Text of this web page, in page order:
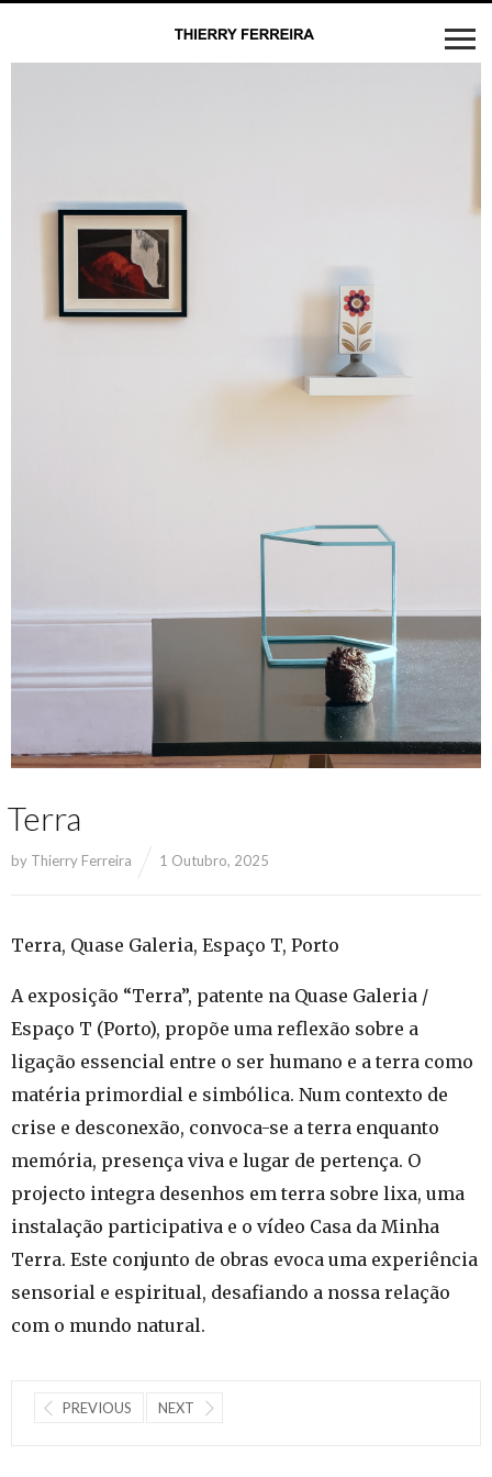
Terra
by Thierry Ferreira 1 Outubro, 2025
Terra, Quase Galeria, Espaço T, Porto
A exposição “Terra”, patente na Quase Galeria /
Espaço T (Porto), propõe uma reflexão sobre a
ligação essencial entre o ser humano e a terra como
matéria primordial e simbólica. Num contexto de
crise e desconexão, convoca-se a terra enquanto
memória, presença viva e lugar de pertença. O
projecto integra desenhos em terra sobre lixa, uma
instalação participativa e o vídeo Casa da Minha
Terra. Este conjunto de obras evoca uma experiência
sensorial e espiritual, desafiando a nossa relação
com o mundo natural.
PREVIOUS NEXT